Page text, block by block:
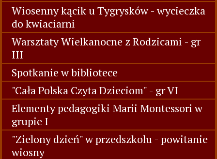
Wiosenny kącik u Tygrysków - wycieczka
do kwiaciarni
Warsztaty Wielkanocne z Rodzicami - gr
III
Spotkanie w bibliotece
"Cała Polska Czyta Dzieciom" - gr VI
Elementy pedagogiki Marii Montessori w
grupie I
"Zielony dzień" w przedszkolu - powitanie
wiosny